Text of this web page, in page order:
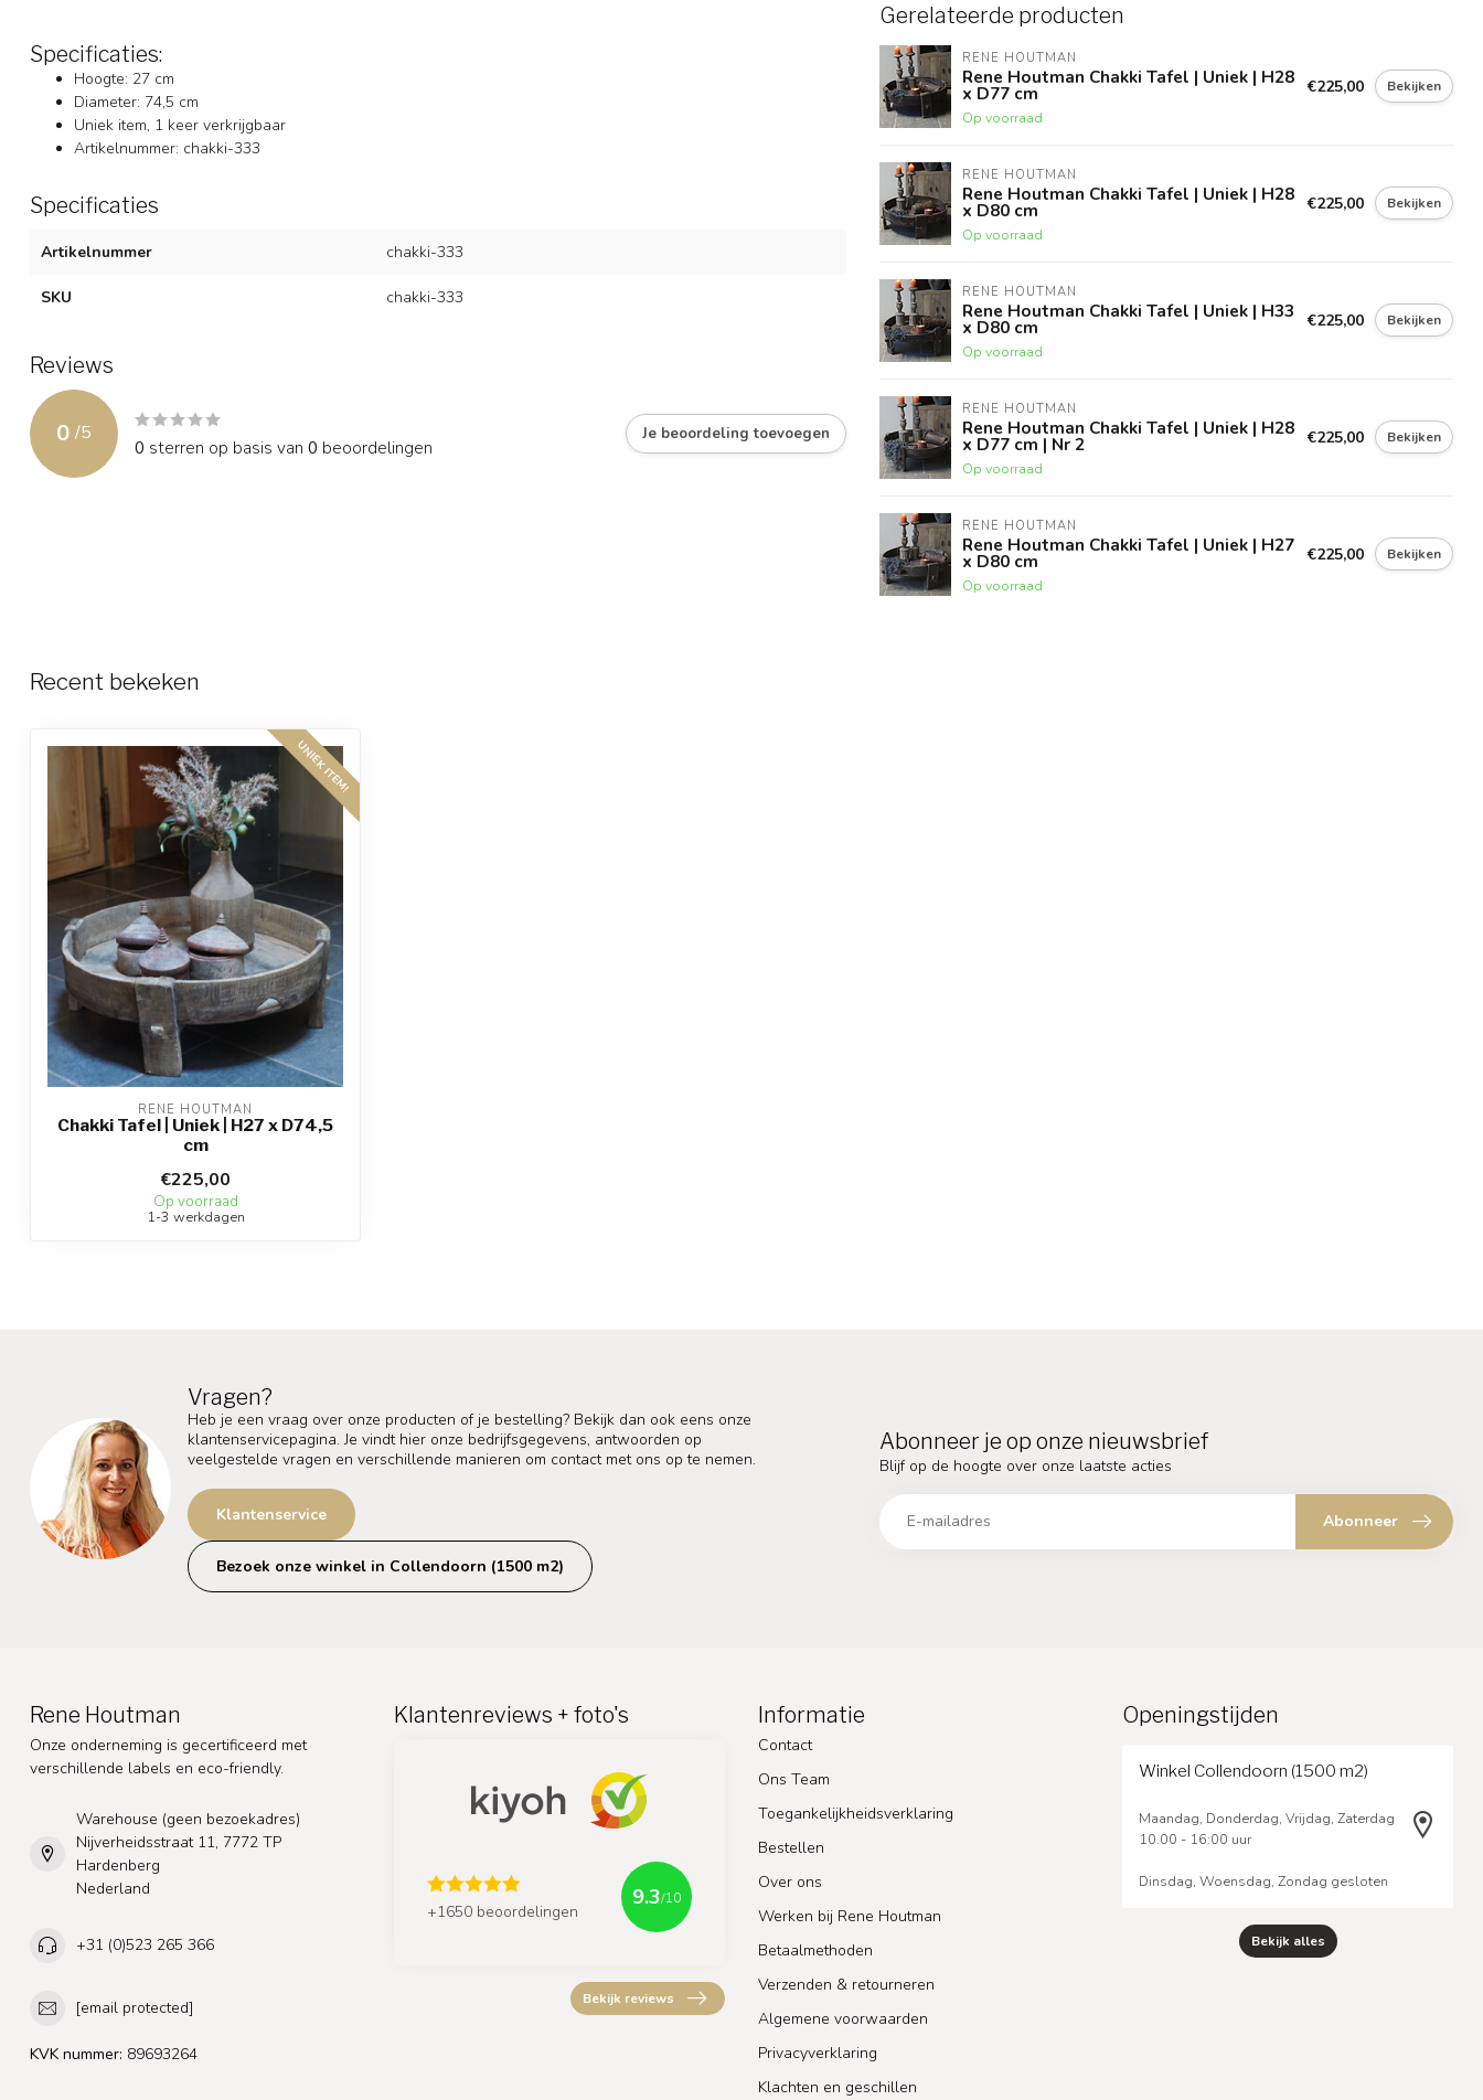
Specificaties:
Hoogte: 27 cm
Diameter: 74,5 cm
Uniek item, 1 keer verkrijgbaar
Artikelnummer: chakki-333
Specificaties
Artikelnummer chakki-333
SKU chakki-333
Reviews
0 /5
0 sterren op basis van 0 beoordelingen
Je beoordeling toevoegen
Gerelateerde producten
RENE HOUTMAN
Rene Houtman Chakki Tafel | Uniek | H28
x D77 cm
Op voorraad
€225,00 Bekijken
RENE HOUTMAN
Rene Houtman Chakki Tafel | Uniek | H28
x D80 cm
Op voorraad
€225,00 Bekijken
RENE HOUTMAN
Rene Houtman Chakki Tafel | Uniek | H33
x D80 cm
Op voorraad
€225,00 Bekijken
RENE HOUTMAN
Rene Houtman Chakki Tafel | Uniek | H28
x D77 cm | Nr 2
Op voorraad
€225,00 Bekijken
RENE HOUTMAN
Rene Houtman Chakki Tafel | Uniek | H27
x D80 cm
Op voorraad
€225,00 Bekijken
Recent bekeken
UNIEK ITEM!
RENE HOUTMAN
Chakki Tafel | Uniek | H27 x D74,5
cm
€225,00
Op voorraad
1-3 werkdagen
Vragen?
Heb je een vraag over onze producten of je bestelling? Bekijk dan ook eens onze
klantenservicepagina. Je vindt hier onze bedrijfsgegevens, antwoorden op
veelgestelde vragen en verschillende manieren om contact met ons op te nemen.
Klantenservice
Bezoek onze winkel in Collendoorn (1500 m2)
Abonneer je op onze nieuwsbrief
Blijf op de hoogte over onze laatste acties
Abonneer
Rene Houtman
Onze onderneming is gecertificeerd met
verschillende labels en eco-friendly.
Warehouse (geen bezoekadres)
Nijverheidsstraat 11, 7772 TP
Hardenberg
Nederland
+31 (0)523 265 366
[email protected]
KVK nummer: 89693264
Klantenreviews + foto's
+1650 beoordelingen
9.3/10
Bekijk reviews
Informatie
Contact
Ons Team
Toegankelijkheidsverklaring
Bestellen
Over ons
Werken bij Rene Houtman
Betaalmethoden
Verzenden & retourneren
Algemene voorwaarden
Privacyverklaring
Klachten en geschillen
Openingstijden
Winkel Collendoorn (1500 m2)
Maandag, Donderdag, Vrijdag, Zaterdag
10.00 - 16:00 uur
Dinsdag, Woensdag, Zondag gesloten
Bekijk alles